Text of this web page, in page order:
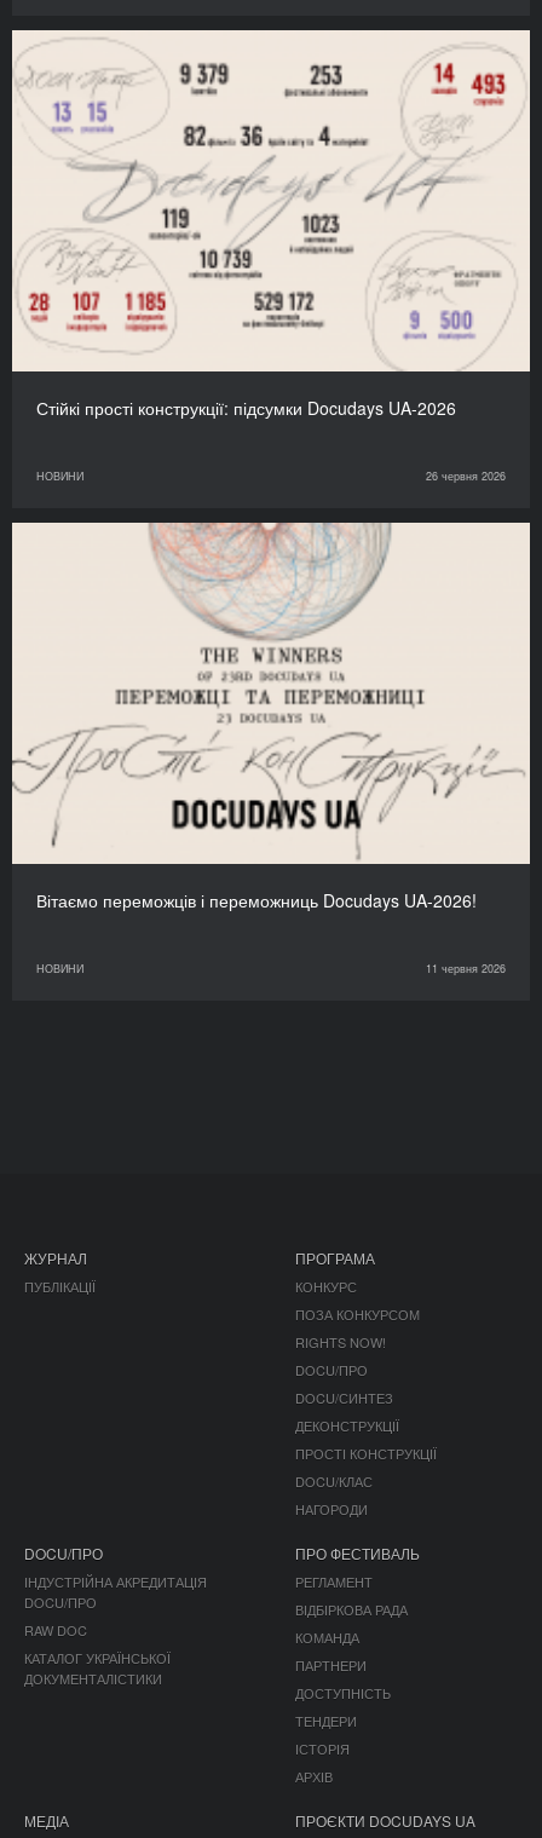
Стійкі прості конструкції: підсумки Docudays UA-2026
НОВИНИ 26 червня 2026
Вітаємо переможців і переможниць Docudays UA-2026!
НОВИНИ 11 червня 2026
ЖУРНАЛ
ПУБЛІКАЦІЇ
ПРОГРАМА
КОНКУРС
ПОЗА КОНКУРСОМ
RIGHTS NOW!
DOCU/ПРО
DOCU/СИНТЕЗ
ДЕКОНСТРУКЦІЇ
ПРОСТІ КОНСТРУКЦІЇ
DOCU/КЛАС
НАГОРОДИ
DOCU/ПРО
ІНДУСТРІЙНА АКРЕДИТАЦІЯ
DOCU/ПРО
RAW DOC
КАТАЛОГ УКРАЇНСЬКОЇ
ДОКУМЕНТАЛІСТИКИ
ПРО ФЕСТИВАЛЬ
РЕГЛАМЕНТ
ВІДБІРКОВА РАДА
КОМАНДА
ПАРТНЕРИ
ДОСТУПНІСТЬ
ТЕНДЕРИ
ІСТОРІЯ
АРХІВ
МЕДІА ПРОЄКТИ DOCUDAYS UA